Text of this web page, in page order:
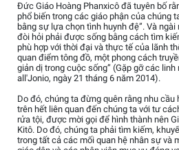
Đức Giáo Hoàng Phanxicô đã tuyên bố
phổ biến trong các giáo phận của chúng
bằng sự lựa chọn tình huynh đệ”. Và
đòi hỏi phải được sống bằng cách tìm
phù hợp với thời đại và thực tế của lãnh
quan điểm tông đồ, một phong cách
giản dị trong cuộc sống” (Gặp gỡ các
all'Jonio, ngày 21 tháng 6 năm 2014).
Do đó, chúng ta đừng quên rằng nhu
trên hết liên quan đến chúng ta với tư
rửa tội, được mời gọi để hình thành nên
Kitô. Do đó, chúng ta phải tìm kiếm,
trong tất cả các mối quan hệ nhân sự và